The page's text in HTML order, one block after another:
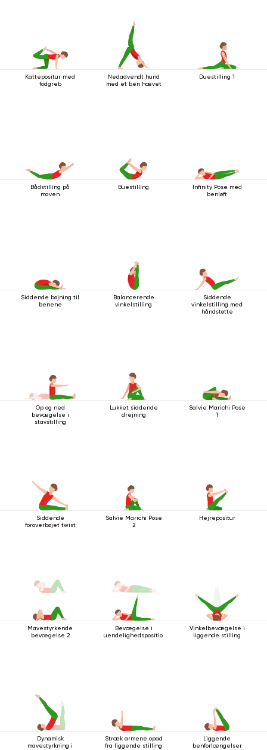
Kattepositur med
fodgreb
Nedadvendt hund
med et ben hævet
Duestilling 1
Bådstilling på
maven
Buestilling
Infinity Pose med
benløft
Siddende bøjning til
benene
Balancerende
vinkelstilling
Siddende
vinkelstilling med
håndstøtte
Op og ned
bevægelse i
stavstilling
Lukket siddende
drejning
Salvie Marichi Pose
1
Siddende
foroverbøjet twist
Salvie Marichi Pose
2
Hejrepositur
Mavestyrkende
bevægelse 2
Bevægelse i
uendelighedsposition
Vinkelbevægelse i
liggende stilling
Dynamisk
mavestyrkning i
Stræk armene opad
fra liggende stilling
Liggende
benforlængelser